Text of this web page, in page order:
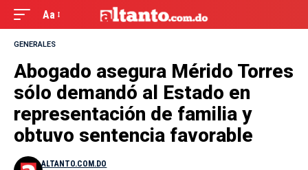
Aa
GENERALES
Abogado asegura Mérido Torres
sólo demandó al Estado en
representación de familia y
obtuvo sentencia favorable
ALTANTO.COM.DO